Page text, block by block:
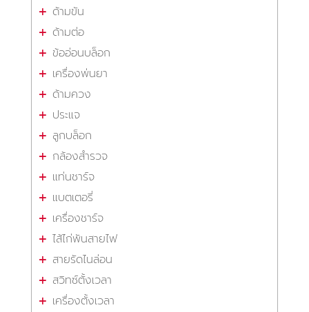
ด้ามขัน
ด้ามต่อ
ข้ออ่อนบล็อก
เครื่องพ่นยา
ด้ามควง
ประแจ
ลูกบล็อก
กล้องสำรวจ
แท่นชาร์จ
แบตเตอรี่
เครื่องชาร์จ
ไส้ไก่พันสายไฟ
สายรัดไนล่อน
สวิทซ์ตั้งเวลา
เครื่องตั้งเวลา